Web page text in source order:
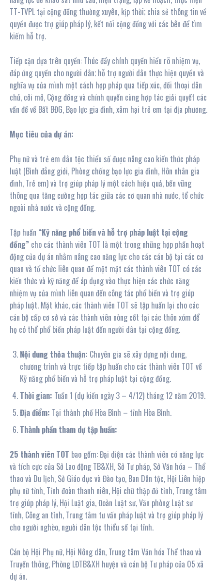
TT-TVPL tại cộng đồng thường xuyên, kịp thời; chia sẻ thông tin về
quyền được trợ giúp pháp lý, kết nối cộng đồng với các bên để tìm
kiếm hỗ trợ.
Tiếp cận dựa trên quyền: Thúc đẩy chính quyền hiểu rõ nhiệm vụ,
đáp ứng quyền cho người dân; hỗ trợ người dân thực hiện quyền và
nghĩa vụ của mình một cách hợp pháp qua tiếp xúc, đối thoại dân
chủ, cởi mở, Cộng đồng và chính quyền cùng hợp tác giải quyết các
vấn đề về Bất BĐG, Bạo lực gia đình, xâm hại trẻ em tại địa phương.
Mục tiêu của dự án:
Phụ nữ và trẻ em dân tộc thiểu số được nâng cao kiến thức pháp
luật (Bình đẳng giới, Phòng chống bạo lực gia đình, Hôn nhân gia
đình, Trẻ em) và trợ giúp pháp lý một cách hiệu quả, bền vững
thông qua tăng cường hợp tác giữa các cơ quan nhà nước, tổ chức
ngoài nhà nước và cộng đồng.
Tập huấn “Kỹ năng phổ biến và hỗ trợ pháp luật tại cộng
đồng” cho các thành viên TOT là một trong những hợp phần hoạt
động của dự án nhằm nâng cao năng lực cho các cán bộ tại các cơ
quan và tổ chức liên quan để một mặt các thành viên TOT có các
kiến thức và kỹ năng để áp dụng vào thực hiện các chức năng
nhiệm vụ của mình liên quan đến công tác phổ biến và trợ giúp
pháp luật. Mặt khác, các thành viên TOT sẽ tập huấn lại cho các
cán bộ cấp cơ sở và các thành viên nòng cốt tại các thôn xóm để
họ có thể phổ biến pháp luật đến người dân tại cộng đồng.
Nội dung thỏa thuận: Chuyên gia sẽ xây dựng nội dung,
chương trình và trực tiếp tập huấn cho các thành viên TOT về
Kỹ năng phổ biến và hỗ trợ pháp luật tại cộng đồng.
Thời gian: Tuần 1 (dự kiến ngày 3 – 4/12) tháng 12 năm 2019.
Địa điểm: Tại thành phố Hòa Bình – tỉnh Hòa Bình.
Thành phần tham dự tập huấn:
25 thành viên TOT bao gồm: Đại diện các thành viên có năng lực
và tích cực của Sở Lao động TB&XH, Sở Tư pháp, Sở Văn hóa – Thể
thao và Du lịch, Sở Giáo dục và Đào tạo, Ban Dân tộc, Hội Liên hiệp
phụ nữ tỉnh, Tỉnh đoàn thanh niên, Hội chữ thập đỏ tỉnh, Trung tâm
trợ giúp pháp lý, Hội Luật gia, Đoàn Luật sư, Văn phòng Luật sư
tỉnh, Công an tỉnh, Trung tâm tư vấn pháp luật và trợ giúp pháp lý
cho người nghèo, người dân tộc thiểu số tại tỉnh.
Cán bộ Hội Phụ nữ, Hội Nông dân, Trung tâm Văn hóa Thể thao và
Truyền thông, Phòng LĐTB&XH huyện và cán bộ Tư pháp của 05 xã
dự án.